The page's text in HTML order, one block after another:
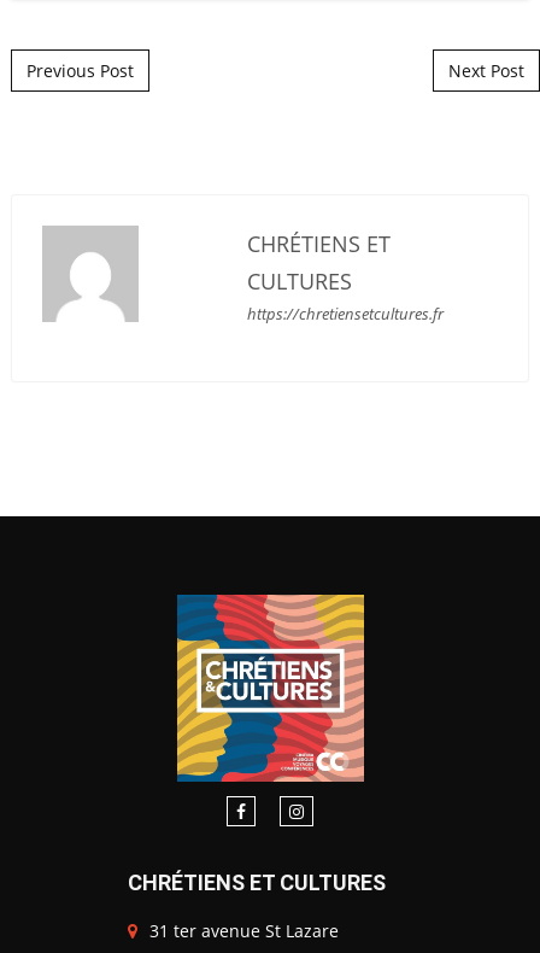
Post navigation
Previous Post Next Post
CHRÉTIENS ET
CULTURES
https://chretiensetcultures.fr
CHRÉTIENS ET CULTURES
31 ter avenue St Lazare